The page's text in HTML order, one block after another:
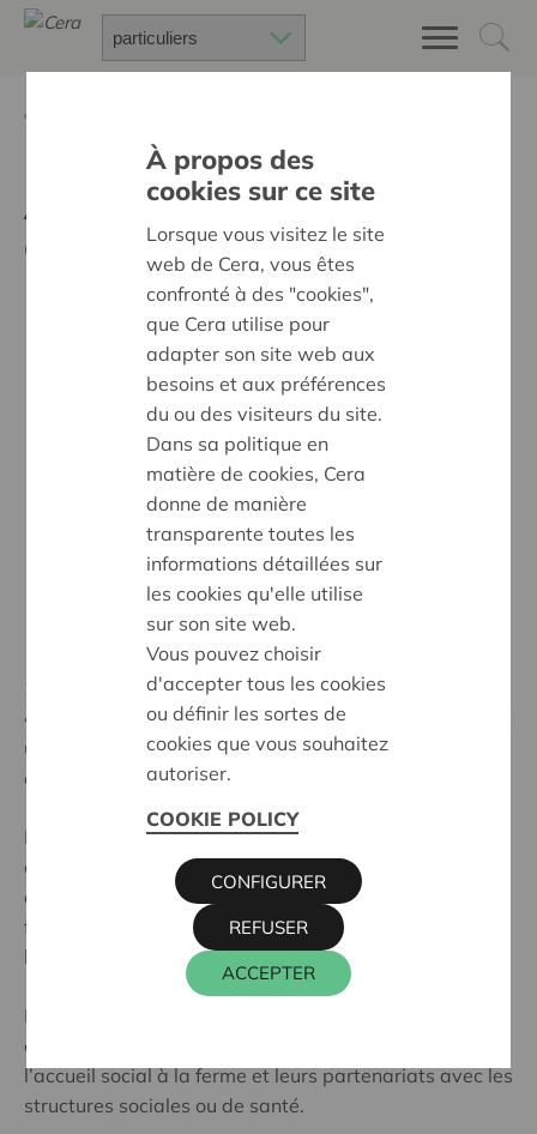
Agriculture et Social : une
alliance qui a du sens
29 mars 2018
« Agriculture et Social : une alliance qui a du sens », est
un projet qui vise à renforcer les acteurs ruraux
désirant se lancer dans l’accueil social à la ferme.
Pour y parvenir, Accueil Champêtre en Wallonie et la
coopérative Cera associent leurs forces afin de
développer un ambitieux programme de conseils et
formations, de mise en réseau et de promotion de
l’accueil social à la ferme.
La plateforme créée a pour mission de représenter,
encadrer et soutenir les acteurs ruraux pratiquant
l’accueil social à la ferme et leurs partenariats avec les
structures sociales ou de santé.
À propos des
cookies sur ce site
Lorsque vous visitez le site
web de Cera, vous êtes
confronté à des "cookies",
que Cera utilise pour
adapter son site web aux
besoins et aux préférences
du ou des visiteurs du site.
Dans sa politique en
matière de cookies, Cera
donne de manière
transparente toutes les
informations détaillées sur
les cookies qu'elle utilise
sur son site web.
Vous pouvez choisir
d'accepter tous les cookies
ou définir les sortes de
cookies que vous souhaitez
autoriser.
COOKIE POLICY
ACCEPTER
REFUSER
CONFIGURER